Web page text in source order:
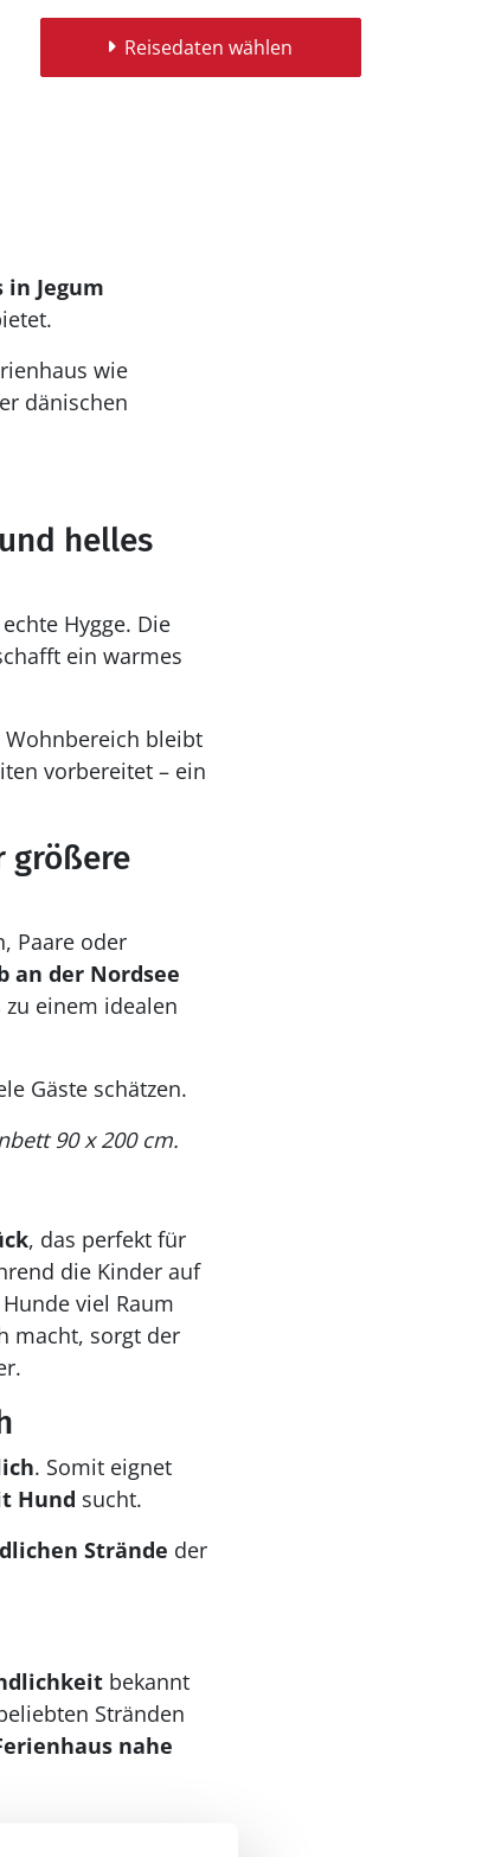
Reisedaten wählen
in Jegum
wie
dänischen
helles
Hygge. Die
ein warmes
bleibt
vorbereitet – ein
größere
Paare oder
an der Nordsee
zu einem idealen
Gäste schätzen.
90 x 200 cm.
, das perfekt für
die Kinder auf
viel Raum
macht, sorgt der
. Somit eignet
Hund sucht.
Strände der
bekannt
Stränden
nahe